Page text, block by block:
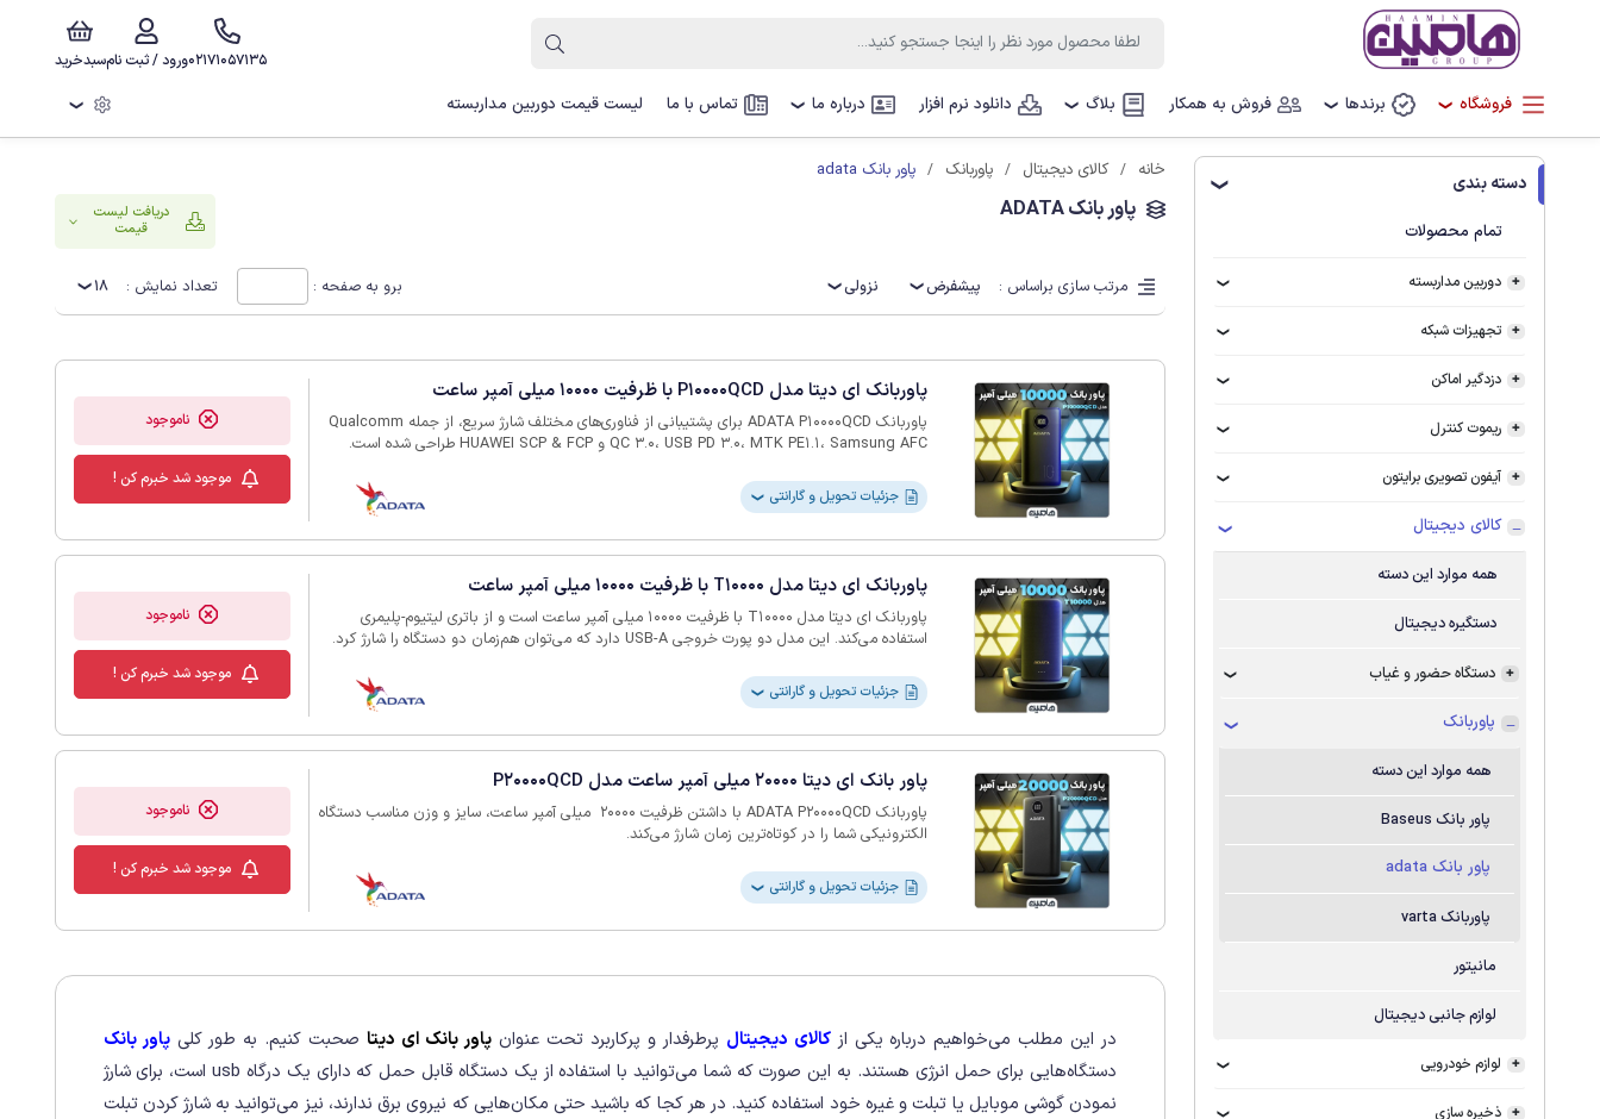
سبدخریدورود / ثبت نام02171057135
فروشگاه ❯ برندها ❯ فروش به همکار بلاگ ❯ دانلود نرم افزار درباره ما ❯ تماس با ما لیست قیمت دوربین مداربسته ❯
دسته بندی ❯
تمام محصولات
دوربین مداربسته
تجهیزات شبکه
دزدگیر اماکن
ریموت کنترل
آیفون تصویری برایتون
کالای دیجیتال
همه موارد این دسته
دستگیره دیجیتال
دستگاه حضور و غیاب
پاوربانک
همه موارد این دسته
پاور بانک Baseus
پاور بانک adata
پاوربانک varta
مانیتور
لوازم جانبی دیجیتال
لوازم خودرویی
ذخیره سازی
خانه کالای دیجیتال پاوربانک پاور بانک adata
پاور بانک ADATA
دریافت لیست
قیمت
مرتب سازی براساس : پیشفرض نزولی برو به صفحه : تعداد نمایش : 18
پاوربانک ای دیتا مدل P10000QCD با ظرفیت 10000 میلی آمپر ساعت
پاوربانک ADATA P10000QCD برای پشتیبانی از فناوری‌های مختلف شارژ سریع، از جمله Qualcomm
QC 3.0، USB PD 3.0، MTK PE1.1، Samsung AFC و HUAWEI SCP & FCP طراحی شده است.
دستگاه را با سرعتی سریع شارژ کنند. از لحاظ ایمنی، شامل حفاظت در برابر جریان اضافه (OCP)،
حفاظت از اضافه ولتاژ (OVP)، حفاظت در برابر دمای بیش از حد (OTP)، حفاظت در برابر اتصال
این ویژگی‌های ایمنی، حفاظت از پاوربانک و دستگاه های متصل را تضمین می‌کند.
جزئیات تحویل و گارانتی ❯
ناموجود
موجود شد خبرم کن !
پاوربانک ای دیتا مدل T10000 با ظرفیت 10000 میلی آمپر ساعت
پاوربانک ای دیتا مدل T10000 با ظرفیت 10000 میلی آمپر ساعت است و از باتری لیتیوم-پلیمری
استفاده می‌کند. این مدل دو پورت خروجی USB-A دارد که می‌توان هم‌زمان دو دستگاه را شارژ کرد.
microUSB با شدت جریان 2 آمپر در ولتاژ 5 ولت در نظر گرفته شده است. دارای طراحی باریک، با
ضخامت فقط 15 میلی‌متر است. این پاوربانک فاقد فناوری شارژ سریع است و بیشتر برای استفاده‌های
جزئیات تحویل و گارانتی ❯
ناموجود
موجود شد خبرم کن !
پاور بانک ای دیتا 20000 میلی آمپر ساعت مدل P20000QCD
پاوربانک ‏ADATA P20000QCD‏ با داشتن ظرفیت 20000‏‎ ‎‏ میلی ‏آمپر ساعت، سایز و وزن مناسب دستگاه
الکترونیکی شما را در کوتاه‌ترین زمان شارژ می‌کند.‏
جزئیات تحویل و گارانتی ❯
ناموجود
موجود شد خبرم کن !
در این مطلب می‌خواهیم درباره یکی ازکالای دیجیتال پرطرفدار و پرکاربرد تحت عنوان پاور بانک ای دیتاصحبت کنیم. به طور کلیپاور بانک‌
دستگاه‌هایی برای حمل انرژی هستند. به این صورت که شما می‌توانید با استفاده از یک دستگاه قابل حمل که دارای یک درگاه usb است، برای شارژ
نمودن گوشی موبایل یا تبلت و غیره خود استفاده کنید. در هر کجا که باشید حتی مکان‌هایی که نیروی برق ندارند، نیز می‌توانید به شارژ کردن تبلت